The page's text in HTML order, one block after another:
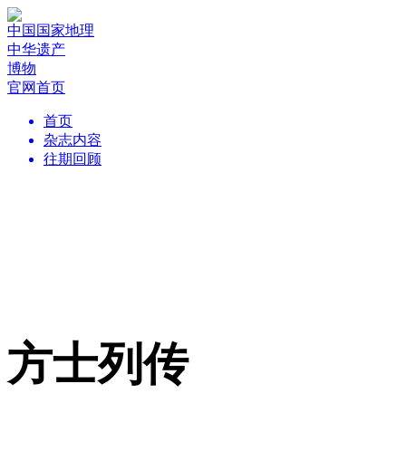
中国国家地理
中华遗产
博物
官网首页
首页
杂志内容
往期回顾
方士列传